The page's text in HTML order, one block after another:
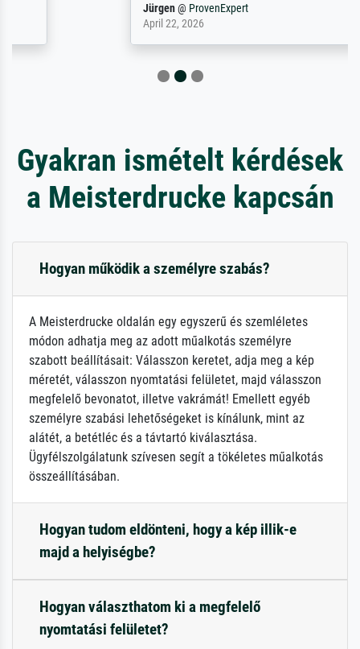
ProvenExpert
Gyakran ismételt kérdések
a Meisterdrucke kapcsán
Hogyan működik a személyre szabás?
A Meisterdrucke oldalán egy egyszerű és szemléletes
módon adhatja meg az adott műalkotás személyre
szabott beállításait: Válasszon keretet, adja meg a kép
méretét, válasszon nyomtatási felületet, majd válasszon
megfelelő bevonatot, illetve vakrámát! Emellett egyéb
személyre szabási lehetőségeket is kínálunk, mint az
alátét, a betétléc és a távtartó kiválasztása.
Ügyfélszolgálatunk szívesen segít a tökéletes műalkotás
összeállításában.
Hogyan tudom eldönteni, hogy a kép illik-e
majd a helyiségbe?
Hogyan választhatom ki a megfelelő
nyomtatási felületet?